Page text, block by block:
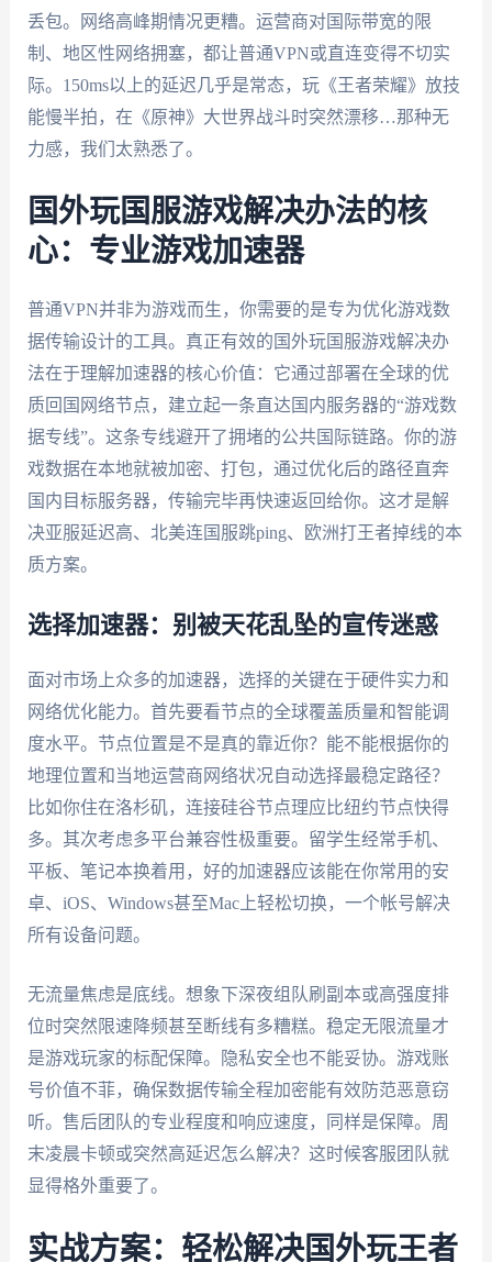
丢包。网络高峰期情况更糟。运营商对国际带宽的限
制、地区性网络拥塞，都让普通VPN或直连变得不切实
际。150ms以上的延迟几乎是常态，玩《王者荣耀》放技
能慢半拍，在《原神》大世界战斗时突然漂移…那种无
力感，我们太熟悉了。
国外玩国服游戏解决办法的核
心：专业游戏加速器
普通VPN并非为游戏而生，你需要的是专为优化游戏数
据传输设计的工具。真正有效的国外玩国服游戏解决办
法在于理解加速器的核心价值：它通过部署在全球的优
质回国网络节点，建立起一条直达国内服务器的“游戏数
据专线”。这条专线避开了拥堵的公共国际链路。你的游
戏数据在本地就被加密、打包，通过优化后的路径直奔
国内目标服务器，传输完毕再快速返回给你。这才是解
决亚服延迟高、北美连国服跳ping、欧洲打王者掉线的本
质方案。
选择加速器：别被天花乱坠的宣传迷惑
面对市场上众多的加速器，选择的关键在于硬件实力和
网络优化能力。首先要看节点的全球覆盖质量和智能调
度水平。节点位置是不是真的靠近你？能不能根据你的
地理位置和当地运营商网络状况自动选择最稳定路径？
比如你住在洛杉矶，连接硅谷节点理应比纽约节点快得
多。其次考虑多平台兼容性极重要。留学生经常手机、
平板、笔记本换着用，好的加速器应该能在你常用的安
卓、iOS、Windows甚至Mac上轻松切换，一个帐号解决
所有设备问题。
无流量焦虑是底线。想象下深夜组队刷副本或高强度排
位时突然限速降频甚至断线有多糟糕。稳定无限流量才
是游戏玩家的标配保障。隐私安全也不能妥协。游戏账
号价值不菲，确保数据传输全程加密能有效防范恶意窃
听。售后团队的专业程度和响应速度，同样是保障。周
末凌晨卡顿或突然高延迟怎么解决？这时候客服团队就
显得格外重要了。
实战方案：轻松解决国外玩王者